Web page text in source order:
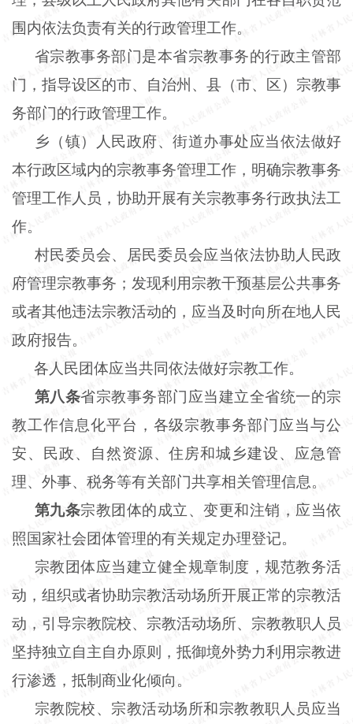
围内依法负责有关的行政管理工作。
省宗教事务部门是本省宗教事务的行政主管部
门，指导设区的市、自治州、县（市、区）宗教事
务部门的行政管理工作。
乡（镇）人民政府、街道办事处应当依法做好
本行政区域内的宗教事务管理工作，明确宗教事务
管理工作人员，协助开展有关宗教事务行政执法工
作。
村民委员会、居民委员会应当依法协助人民政
府管理宗教事务；发现利用宗教干预基层公共事务
或者其他违法宗教活动的，应当及时向所在地人民
政府报告。
各人民团体应当共同依法做好宗教工作。
第八条省宗教事务部门应当建立全省统一的宗
教工作信息化平台，各级宗教事务部门应当与公
安、民政、自然资源、住房和城乡建设、应急管
理、外事、税务等有关部门共享相关管理信息。
第九条宗教团体的成立、变更和注销，应当依
照国家社会团体管理的有关规定办理登记。
宗教团体应当建立健全规章制度，规范教务活
动，组织或者协助宗教活动场所开展正常的宗教活
动，引导宗教院校、宗教活动场所、宗教教职人员
坚持独立自主自办原则，抵御境外势力利用宗教进
行渗透，抵制商业化倾向。
宗教院校、宗教活动场所和宗教教职人员应当